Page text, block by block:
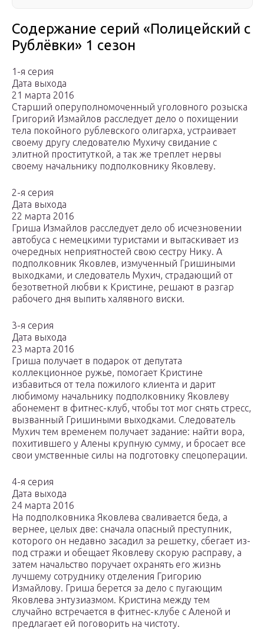
Содержание серий «Полицейский с
Рублёвки» 1 сезон
1-я серия
Дата выхода
21 марта 2016
Старший оперуполномоченный уголовного розыска
Григорий Измайлов расследует дело о похищении
тела покойного рублевского олигарха, устраивает
своему другу следователю Мухичу свидание с
элитной проституткой, а так же треплет нервы
своему начальнику подполковнику Яковлеву.
2-я серия
Дата выхода
22 марта 2016
Гриша Измайлов расследует дело об исчезновении
автобуса с немецкими туристами и вытаскивает из
очередных неприятностей свою сестру Нику. А
подполковник Яковлев, измученный Гришиными
выходками, и следователь Мухич, страдающий от
безответной любви к Кристине, решают в разгар
рабочего дня выпить халявного виски.
3-я серия
Дата выхода
23 марта 2016
Гриша получает в подарок от депутата
коллекционное ружье, помогает Кристине
избавиться от тела пожилого клиента и дарит
любимому начальнику подполковнику Яковлеву
абонемент в фитнес-клуб, чтобы тот мог снять стресс,
вызванный Гришиными выходками. Следователь
Мухич тем временем получает задание: найти вора,
похитившего у Алены крупную сумму, и бросает все
свои умственные силы на подготовку спецоперации.
4-я серия
Дата выхода
24 марта 2016
На подполковника Яковлева сваливается беда, а
вернее, целых две: сначала опасный преступник,
которого он недавно засадил за решетку, сбегает из-
под стражи и обещает Яковлеву скорую расправу, а
затем начальство поручает охранять его жизнь
лучшему сотруднику отделения Григорию
Измайлову. Гриша берется за дело с пугающим
Яковлева энтузиазмом. Кристина между тем
случайно встречается в фитнес-клубе с Аленой и
предлагает ей поговорить на чистоту.